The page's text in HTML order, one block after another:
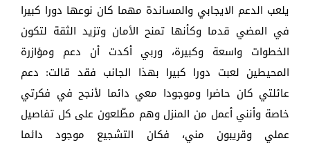
يلعب الدعم الايجابي والمساندة مهما كان نوعها دورا كبيرا
في المضي قدما وكأنها تمنح الأمان وتزيد الثقة لتكون
الخطوات واسعة وكبيرة، وربي أكدت أن دعم ومؤازرة
المحيطين لعبت دورا كبيرا بهذا الجانب فقد قالت: دعم
عائلتي كان حاضرا وموجودا معي دائما لأنجح في فكرتي
خاصة وأنني أعمل من المنزل وهم مطّلعون على كل تفاصيل
عملي وقريبون مني، فكان التشجيع موجود دائما